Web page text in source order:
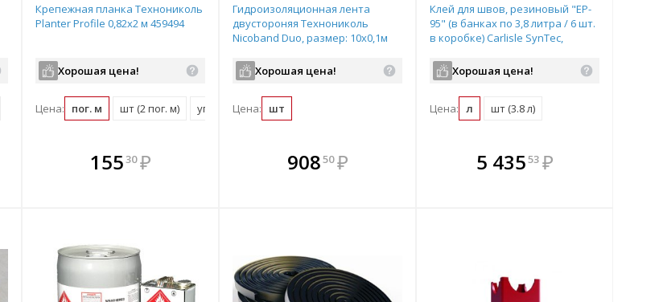
В комплекте
всегда выгоднее!
Крепежная планка Технониколь
Planter Profile 0,82х2 м 459494
Хорошая цена!
Цена: пог. м шт (2 пог. м) упаковка (100 пог. м)
15530 ₽
В комплекте
всегда выгоднее!
Гидроизоляционная лента
двустороняя Технониколь
Nicoband Duo, размер: 10х0,1м
Хорошая цена!
Цена: шт
В комплекте
всегда выгоднее!
90850 ₽
В комплекте
всегда выгоднее!
Клей для швов, резиновый "EP-
95" (в банках по 3,8 литра / 6 шт.
в коробке) Carlisle SynTec,
Хорошая цена!
Цена: л шт (3.8 л)
В комплекте
всегда выгоднее!
5 43553 ₽